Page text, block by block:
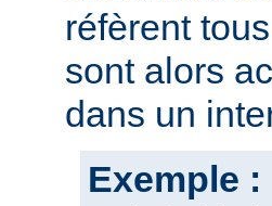
réfèrent
sont alors
dans un
Exemple :